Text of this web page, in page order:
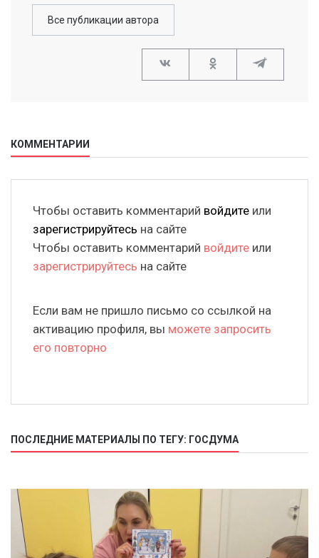
Все публикации автора
КОММЕНТАРИИ
Чтобы оставить комментарий войдите или
зарегистрируйтесь на сайте
Чтобы оставить комментарий войдите или
зарегистрируйтесь на сайте
Если вам не пришло письмо со ссылкой на
активацию профиля, вы можете запросить
его повторно
ПОСЛЕДНИЕ МАТЕРИАЛЫ ПО ТЕГУ: ГОСДУМА